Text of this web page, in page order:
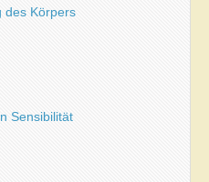
des Körpers
Sensibilität